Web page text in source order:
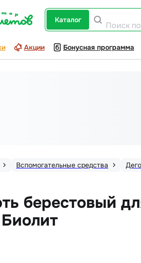
каталог
Поиск
Акции Бонусная программа
Вспомогательные средства
берестовый